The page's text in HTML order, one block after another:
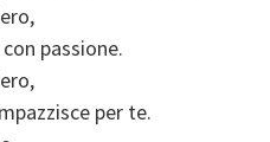
passione.
per te.